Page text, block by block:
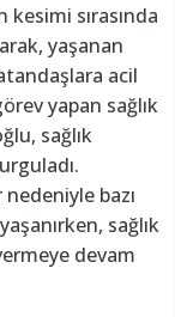
sırasında
yaşanan
acil
yapan sağlık
sağlık
bazı
sağlık
devam